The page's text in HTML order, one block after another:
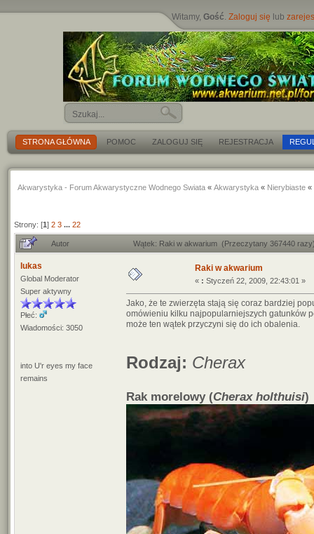
Witamy,Gość.Zaloguj się lub
STRONA GŁÓWNA POMOC ZALOGUJ SIĘ REJESTRACJA
Akwarystyka - Forum Akwarystyczne Wodnego Swiata « Akwarystyka « Nierybiaste «
Strony: [1] 2 3 ... 22
Autor Wątek: Raki w akwarium (Przeczytany 367440
lukas
Global Moderator
Super aktywny
Płeć:
Wiadomości: 3050
into U'r eyes my face
remains
Raki w akwarium
« : Styczeń 22, 2009, 22:43:01 »
Jako, że te zwierzęta stają się coraz bardziej
omówieniu kilku najpopularniejszych gatunków
może ten wątek przyczyni się do ich obalenia.
Rodzaj: Cherax
Rak morelowy (Cherax holthuisi)